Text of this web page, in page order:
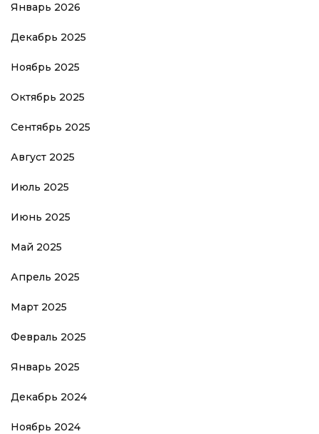
Январь 2026
Декабрь 2025
Ноябрь 2025
Октябрь 2025
Сентябрь 2025
Август 2025
Июль 2025
Июнь 2025
Май 2025
Апрель 2025
Март 2025
Февраль 2025
Январь 2025
Декабрь 2024
Ноябрь 2024